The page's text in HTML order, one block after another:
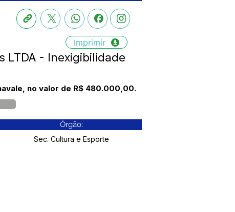
Imprimir
LTDA - Inexigibilidade
no valor de R$ 480.000,00.
Órgão:
Sec. Cultura e Esporte